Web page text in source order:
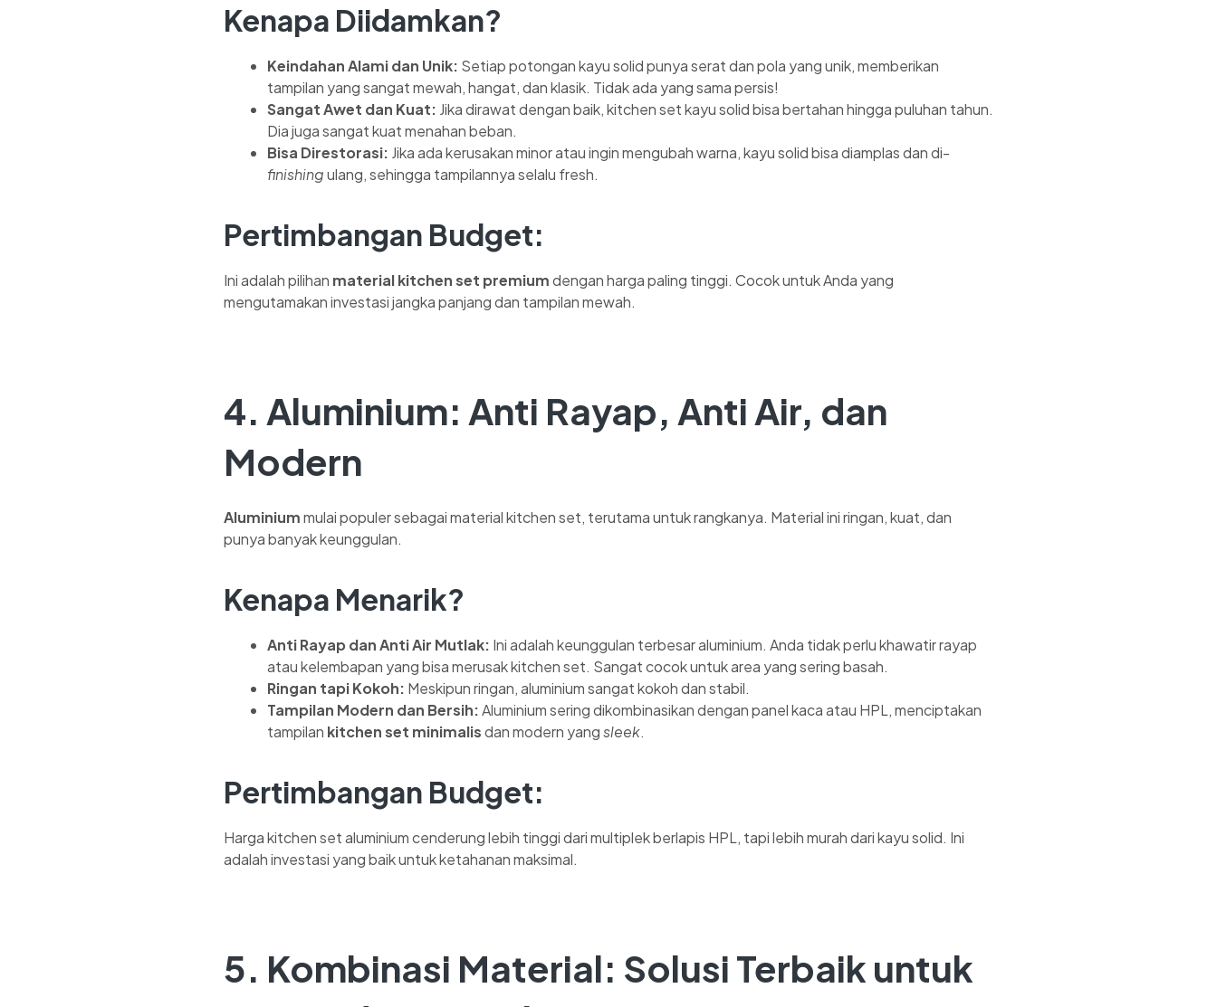
Kenapa Diidamkan?
Keindahan Alami dan Unik: Setiap potongan kayu solid punya serat dan pola yang unik, memberikan
tampilan yang sangat mewah, hangat, dan klasik. Tidak ada yang sama persis!
Sangat Awet dan Kuat: Jika dirawat dengan baik, kitchen set kayu solid bisa bertahan hingga puluhan tahun.
Dia juga sangat kuat menahan beban.
Bisa Direstorasi: Jika ada kerusakan minor atau ingin mengubah warna, kayu solid bisa diamplas dan di-
finishingulang, sehingga tampilannya selalu fresh.
Pertimbangan Budget:
Ini adalah pilihan material kitchen set premiumdengan harga paling tinggi. Cocok untuk Anda yang
mengutamakan investasi jangka panjang dan tampilan mewah.
4. Aluminium: Anti Rayap, Anti Air, dan
Modern
Aluminiummulai populer sebagai material kitchen set, terutama untuk rangkanya. Material ini ringan, kuat, dan
punya banyak keunggulan.
Kenapa Menarik?
Anti Rayap dan Anti Air Mutlak: Ini adalah keunggulan terbesar aluminium. Anda tidak perlu khawatir rayap
atau kelembapan yang bisa merusak kitchen set. Sangat cocok untuk area yang sering basah.
Ringan tapi Kokoh: Meskipun ringan, aluminium sangat kokoh dan stabil.
Tampilan Modern dan Bersih:Aluminium sering dikombinasikan dengan panel kaca atau HPL, menciptakan
tampilan kitchen set minimalisdan modern yangsleek.
Pertimbangan Budget:
Harga kitchen set aluminium cenderung lebih tinggi dari multiplek berlapis HPL, tapi lebih murah dari kayu solid. Ini
adalah investasi yang baik untuk ketahanan maksimal.
5. Kombinasi Material: Solusi Terbaik untuk